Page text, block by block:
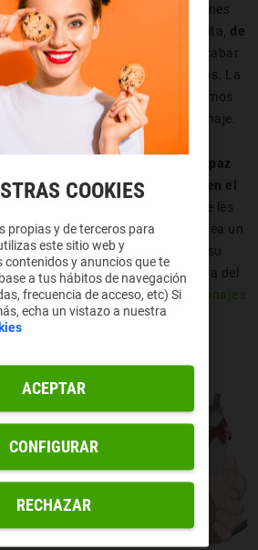
de Villanos, aunque hay ocasiones
para nada. Es una chica menudita, de
vergonzosa
… que puede acabar
sin borrar la sonrisa de sus labios. La
emocional no es, pero suponemos
uno de los encantos de su personaje.
os engañe. Himiko no solo es
capaz
en igualdad de condiciones en el
además tiene una habilidad que les
la pierden de vista aunque solo sea un
y en cuanto os contemos su
mejor, es una verdadera maestra del
entre las mejorespersonajes
COOKIES
propias y de terceros para
este sitio web y
contenidos y anuncios que te
a tus hábitos de navegación
frecuencia de acceso, etc) Si
echa un vistazo a nuestra
RECHAZAR
ACEPTAR
CONFIGURAR